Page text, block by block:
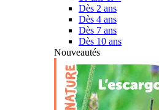
Dès 2 ans
Dès 4 ans
Dès 7 ans
Dès 10 ans
Nouveautés